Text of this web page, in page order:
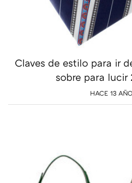
Claves de estilo para ir
sobre para lucir
HACE 13